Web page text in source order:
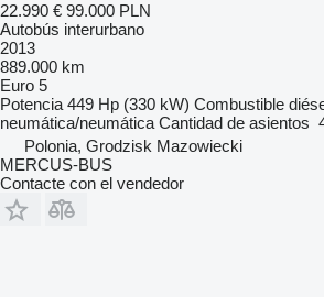
22.990 € 99.000 PLN
Autobús interurbano
2013
889.000 km
Euro 5
Potencia 449 Hp (330 kW) Combustible
neumática/neumática Cantidad de asientos
Polonia, Grodzisk Mazowiecki
MERCUS-BUS
Contacte con el vendedor